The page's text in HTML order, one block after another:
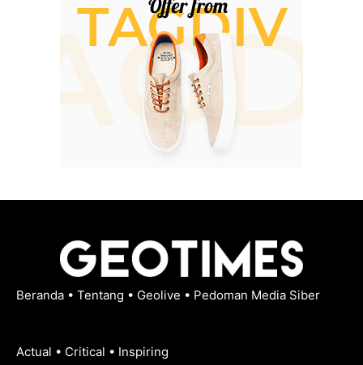
Beranda • Tentang • Geolive • Pedoman Media Siber
Actual • Critical • Inspiring